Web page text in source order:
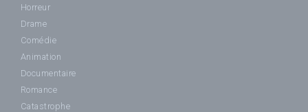
Horreur
Drame
Comédie
Animation
Documentaire
Romance
Catastrophe